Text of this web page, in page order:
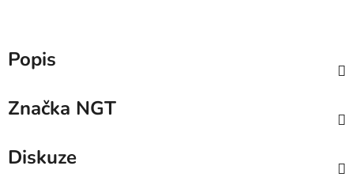
Popis
Značka NGT
Diskuze